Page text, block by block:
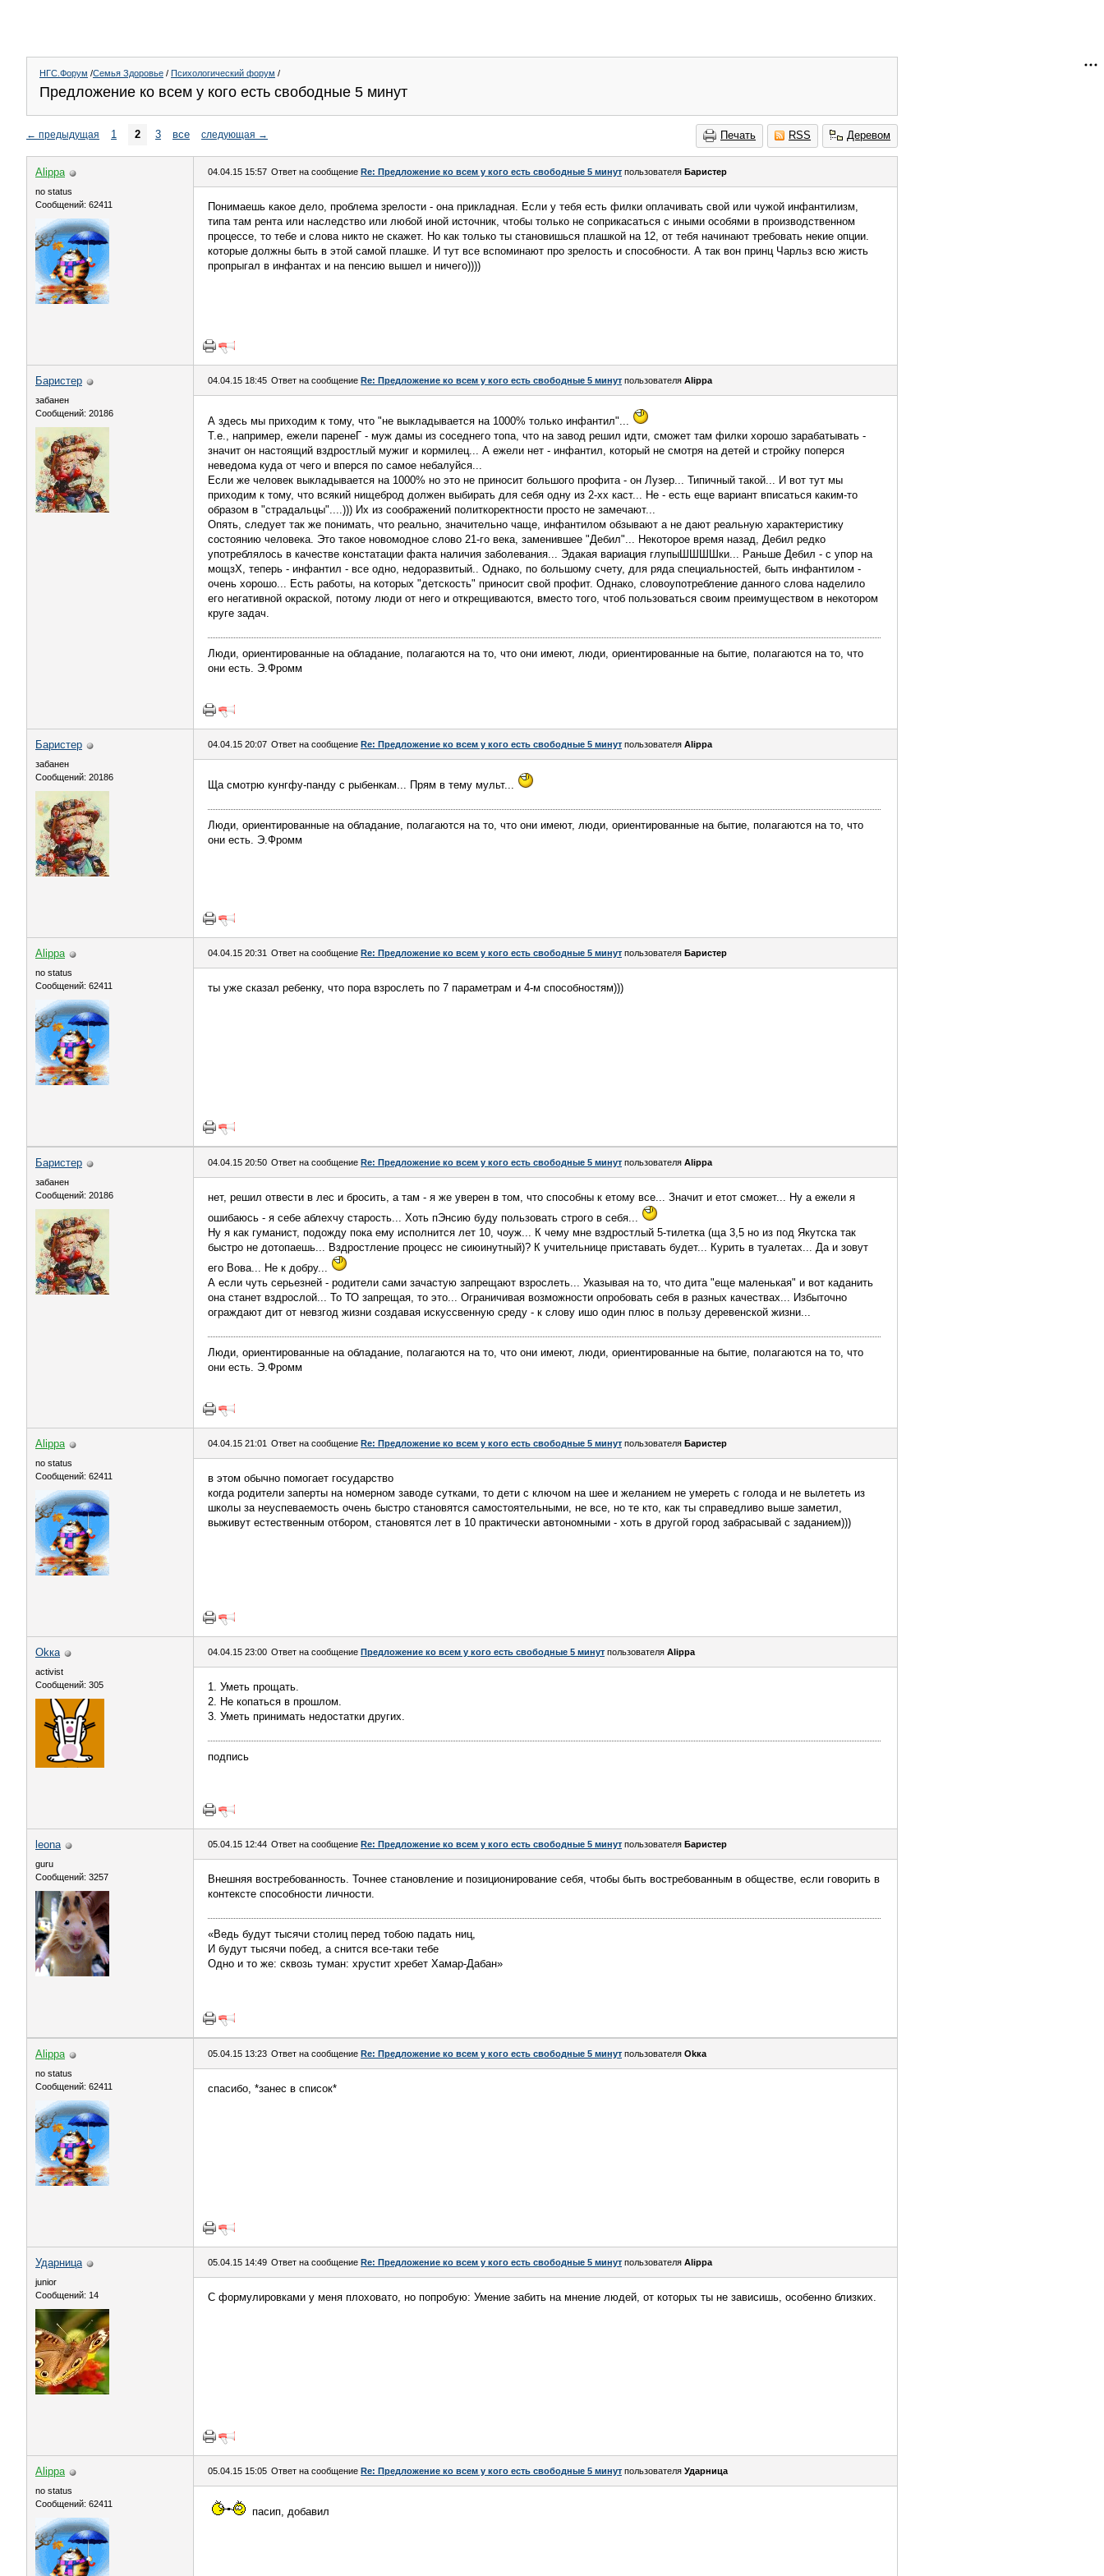
НГС.Форум /Семья Здоровье / Психологический форум /
Предложение ко всем у кого есть свободные 5 минут
Печать RSS Деревом
← предыдущая 1 2 3 все следующая →
Alippa
no status
Сообщений: 62411
04.04.15 15:57 Ответ на сообщение Re: Предложение ко всем у кого есть свободные 5 минут пользователя Баристер
Понимаешь какое дело, проблема зрелости - она прикладная. Если у тебя есть филки оплачивать свой или чужой инфантилизм,
типа там рента или наследство или любой иной источник, чтобы только не соприкасаться с иными особями в производственном
процессе, то тебе и слова никто не скажет. Но как только ты становишься плашкой на 12, от тебя начинают требовать некие опции.
которые должны быть в этой самой плашке. И тут все вспоминают про зрелость и способности. А так вон принц Чарльз всю жисть
пропрыгал в инфантах и на пенсию вышел и ничего))))
Баристер
забанен
Сообщений: 20186
04.04.15 18:45 Ответ на сообщение Re: Предложение ко всем у кого есть свободные 5 минут пользователя Alippa
А здесь мы приходим к тому, что "не выкладывается на 1000% только инфантил"...
Т.е., например, ежели паренеГ - муж дамы из соседнего топа, что на завод решил идти, сможет там филки хорошо зарабатывать -
значит он настоящий вздростлый мужиг и кормилец... А ежели нет - инфантил, который не смотря на детей и стройку поперся
неведома куда от чего и вперся по самое небалуйся...
Если же человек выкладывается на 1000% но это не приносит большого профита - он Лузер... Типичный такой... И вот тут мы
приходим к тому, что всякий нищеброд должен выбирать для себя одну из 2-хх каст... Не - есть еще вариант вписаться каким-то
образом в "страдальцы"....))) Их из соображений политкоректности просто не замечают...
Опять, следует так же понимать, что реально, значительно чаще, инфантилом обзывают а не дают реальную характеристику
состоянию человека. Это такое новомодное слово 21-го века, заменившее "Дебил"... Некоторое время назад, Дебил редко
употреблялось в качестве констатации факта наличия заболевания... Эдакая вариация глупыШШШШки... Раньше Дебил - с упор на
мощзХ, теперь - инфантил - все одно, недоразвитый.. Однако, по большому счету, для ряда специальностей, быть инфантилом -
очень хорошо... Есть работы, на которых "детскость" приносит свой профит. Однако, словоупотребление данного слова наделило
его негативной окраской, потому люди от него и открещиваются, вместо того, чтоб пользоваться своим преимуществом в некотором
круге задач.
Люди, ориентированные на обладание, полагаются на то, что они имеют, люди, ориентированные на бытие, полагаются на то, что
они есть. Э.Фромм
Баристер
забанен
Сообщений: 20186
04.04.15 20:07 Ответ на сообщение Re: Предложение ко всем у кого есть свободные 5 минут пользователя Alippa
Ща смотрю кунгфу-панду с рыбенкам... Прям в тему мульт...
Люди, ориентированные на обладание, полагаются на то, что они имеют, люди, ориентированные на бытие, полагаются на то, что
они есть. Э.Фромм
Alippa
no status
Сообщений: 62411
04.04.15 20:31 Ответ на сообщение Re: Предложение ко всем у кого есть свободные 5 минут пользователя Баристер
ты уже сказал ребенку, что пора взрослеть по 7 параметрам и 4-м способностям)))
Баристер
забанен
Сообщений: 20186
04.04.15 20:50 Ответ на сообщение Re: Предложение ко всем у кого есть свободные 5 минут пользователя Alippa
нет, решил отвести в лес и бросить, а там - я же уверен в том, что способны к етому все... Значит и етот сможет... Ну а ежели я
ошибаюсь - я себе аблехчу старость... Хоть пЭнсию буду пользовать строго в себя...
Ну я как гуманист, подожду пока ему исполнится лет 10, чоуж... К чему мне вздростлый 5-тилетка (ща 3,5 но из под Якутска так
быстро не дотопаешь... Вздростление процесс не сиюинутный)? К учительнице приставать будет... Курить в туалетах... Да и зовут
его Вова... Не к добру...
А если чуть серьезней - родители сами зачастую запрещают взрослеть... Указывая на то, что дита "еще маленькая" и вот каданить
она станет вздрослой... То ТО запрещая, то это... Ограничивая возможности опробовать себя в разных качествах... Избыточно
ограждают дит от невзгод жизни создавая искуссвенную среду - к слову ишо один плюс в пользу деревенской жизни...
Люди, ориентированные на обладание, полагаются на то, что они имеют, люди, ориентированные на бытие, полагаются на то, что
они есть. Э.Фромм
Alippa
no status
Сообщений: 62411
04.04.15 21:01 Ответ на сообщение Re: Предложение ко всем у кого есть свободные 5 минут пользователя Баристер
в этом обычно помогает государство
когда родители заперты на номерном заводе сутками, то дети с ключом на шее и желанием не умереть с голода и не вылететь из
школы за неуспеваемость очень быстро становятся самостоятельными, не все, но те кто, как ты справедливо выше заметил,
выживут естественным отбором, становятся лет в 10 практически автономными - хоть в другой город забрасывай с заданием)))
Okкa
activist
Сообщений: 305
04.04.15 23:00 Ответ на сообщение Предложение ко всем у кого есть свободные 5 минут пользователя Alippa
1. Уметь прощать.
2. Не копаться в прошлом.
3. Уметь принимать недостатки других.
подпись
leona
guru
Сообщений: 3257
05.04.15 12:44 Ответ на сообщение Re: Предложение ко всем у кого есть свободные 5 минут пользователя Баристер
Внешняя востребованность. Точнее становление и позиционирование себя, чтобы быть востребованным в обществе, если говорить в
контексте способности личности.
«Ведь будут тысячи столиц перед тобою падать ниц,
И будут тысячи побед, а снится все-таки тебе
Одно и то же: сквозь туман: хрустит хребет Хамар-Дабан»
Alippa
no status
Сообщений: 62411
05.04.15 13:23 Ответ на сообщение Re: Предложение ко всем у кого есть свободные 5 минут пользователя Okкa
спасибо, *занес в список*
Ударница
junior
Сообщений: 14
05.04.15 14:49 Ответ на сообщение Re: Предложение ко всем у кого есть свободные 5 минут пользователя Alippa
С формулировками у меня плоховато, но попробую: Умение забить на мнение людей, от которых ты не зависишь, особенно близких.
Alippa
no status
Сообщений: 62411
05.04.15 15:05 Ответ на сообщение Re: Предложение ко всем у кого есть свободные 5 минут пользователя Ударница
пасип, добавил